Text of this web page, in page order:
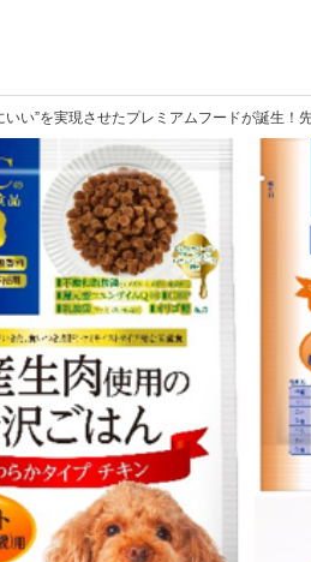
いい”を実現させたプレミアムフードが誕生！